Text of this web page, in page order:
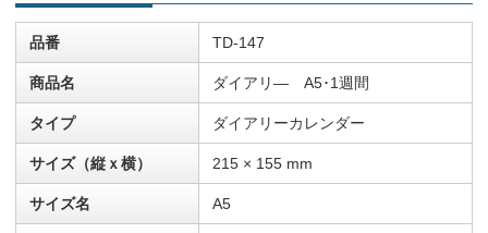
品番 TD-147
商品名 ダイアリ― A5･1週間
タイプ ダイアリーカレンダー
サイズ（縦ｘ横） 215 × 155 mm
サイズ名 A5